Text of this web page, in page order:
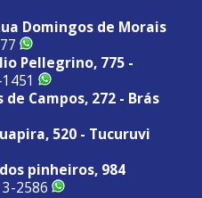
Domingos de Morais
Pellegrino, 775 -
de Campos, 272 - Brás
520 - Tucuruvi
pinheiros, 984
2586